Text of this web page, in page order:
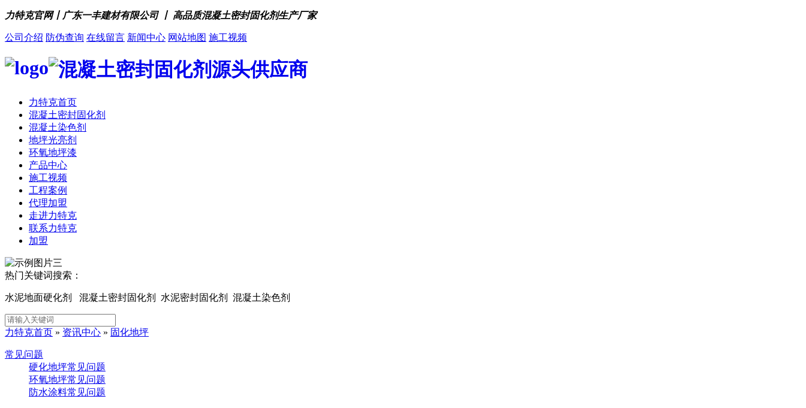
力特克官网丨广东一丰建材有限公司 丨 高品质混凝土密封固化剂生产厂家
公司介绍 防伪查询 在线留言 新闻中心 网站地图 施工视频
力特克首页
混凝土密封固化剂
混凝土染色剂
地坪光亮剂
环氧地坪漆
产品中心
施工视频
工程案例
代理加盟
走进力特克
联系力特克
加盟
热门关键词搜索：
水泥地面硬化剂 混凝土密封固化剂 水泥密封固化剂 混凝土染色剂
力特克首页 » 资讯中心 » 固化地坪
常见问题
硬化地坪常见问题
环氧地坪常见问题
防水涂料常见问题